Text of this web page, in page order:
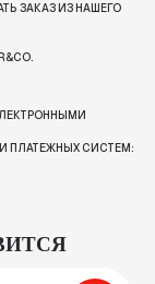
ЗАКАЗ ИЗ НАШЕГО
ПЛАТЕЖНЫХ СИСТЕМ: